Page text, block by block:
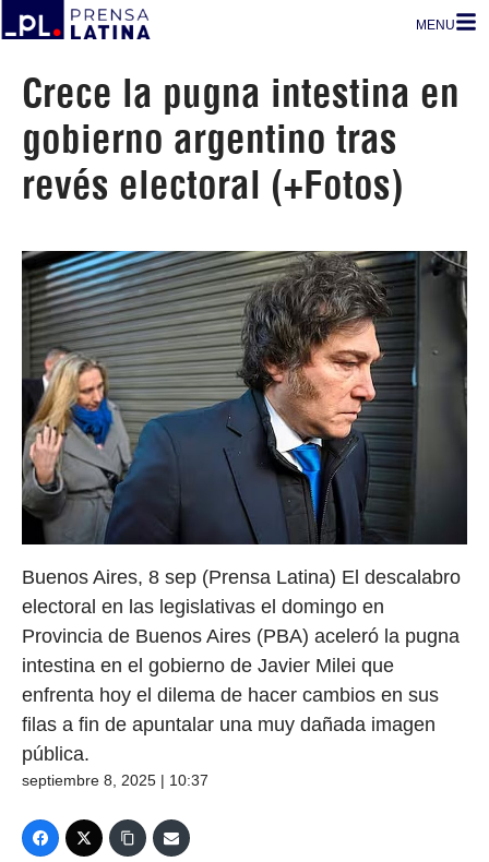
MENU
Crece la pugna intestina en
gobierno argentino tras
revés electoral (+Fotos)
Buenos Aires, 8 sep (Prensa Latina) El descalabro
electoral en las legislativas el domingo en
Provincia de Buenos Aires (PBA) aceleró la pugna
intestina en el gobierno de Javier Milei que
enfrenta hoy el dilema de hacer cambios en sus
filas a fin de apuntalar una muy dañada imagen
pública.
septiembre 8, 2025 | 10:37